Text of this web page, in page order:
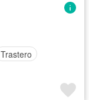
Trastero